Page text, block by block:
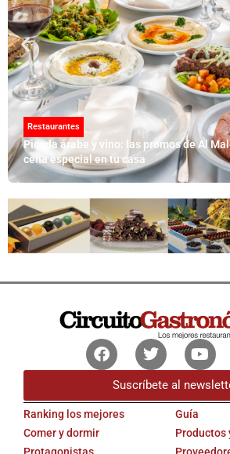
Restaurantes
Picada árabe y vino: las promos de Al
cena especial en tu casa
FacebookTwitter
Suscríbete al
Ranking los mejores
Comer y dormir
Guía
Productos